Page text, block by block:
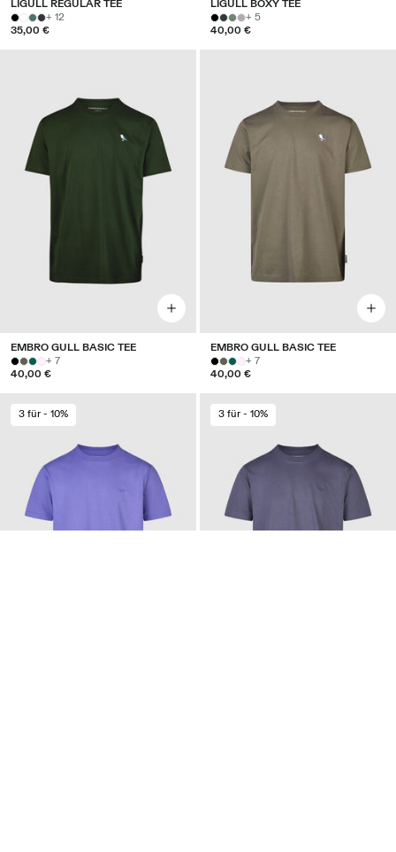
LIGULL REGULAR TEE
+ 12
35,00 €
LIGULL BOXY TEE
+ 5
40,00 €
EMBRO GULL BASIC TEE
+ 7
40,00 €
EMBRO GULL BASIC TEE
+ 7
40,00 €
3 für - 10% 3 für - 10%